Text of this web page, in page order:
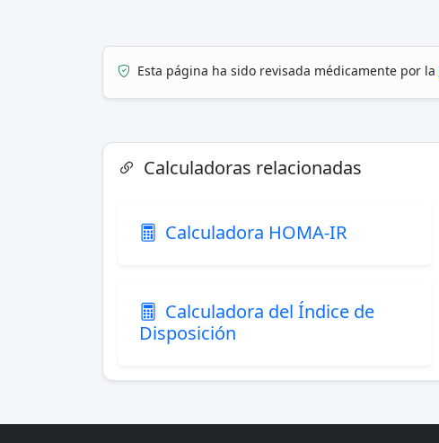
Esta página ha sido revisada médicamente por la
Calculadoras relacionadas
Calculadora HOMA-IR
Calculadora del Índice de
Disposición